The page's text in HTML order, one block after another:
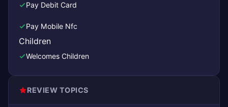
Pay Debit Card
Pay Mobile Nfc
Children
Welcomes Children
REVIEW TOPICS